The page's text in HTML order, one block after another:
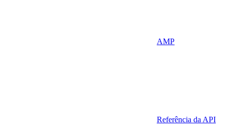
AMP
Referência da API